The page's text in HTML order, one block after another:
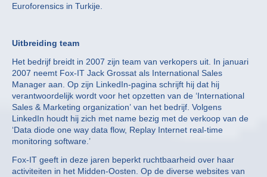
Euroforensics in Turkije.
Uitbreiding team
Het bedrijf breidt in 2007 zijn team van verkopers uit. In januari
2007 neemt Fox-IT Jack Grossat als International Sales
Manager aan. Op zijn LinkedIn-pagina schrijft hij dat hij
verantwoordelijk wordt voor het opzetten van de ‘International
Sales & Marketing organization’ van het bedrijf. Volgens
LinkedIn houdt hij zich met name bezig met de verkoop van de
‘Data diode one way data flow, Replay Internet real-time
monitoring software.’
Fox-IT geeft in deze jaren beperkt ruchtbaarheid over haar
activiteiten in het Midden-Oosten. Op de diverse websites van